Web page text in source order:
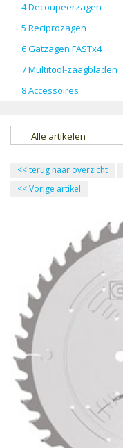
4 Decoupeerzagen
5 Reciprozagen
6 Gatzagen FASTx4
7 Multitool-zaagbladen
8 Accessoires
Alle artikelen
<<terug naar overzicht
<<Vorige artikel